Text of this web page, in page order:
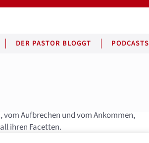
DER PASTOR BLOGGT PODCASTS
vom Aufbrechen und vom Ankommen,
ihren Facetten.